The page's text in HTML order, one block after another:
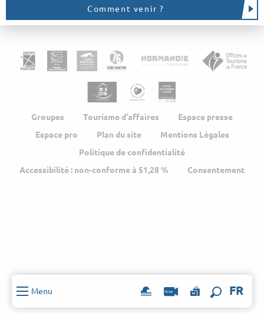
Menu
Recherche
FR
Comment venir ?
Groupes Tourisme d'affaires
Espace presse
Espace pro
Plan du site
Mentions Légales
Politique de confidentialité
Accessibilité : non-conforme à 51,28 %
Consentement